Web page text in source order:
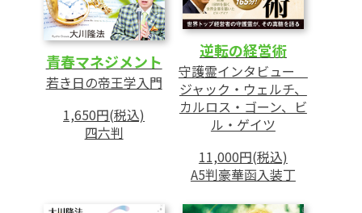
青春マネジメント
若き日の帝王学入門
1,650円(税込)
四六判
逆転の経営術
守護霊インタビュー
ジャック・ウェルチ、
カルロス・ゴーン、ビ
ル・ゲイツ
11,000円(税込)
A5判豪華函入装丁